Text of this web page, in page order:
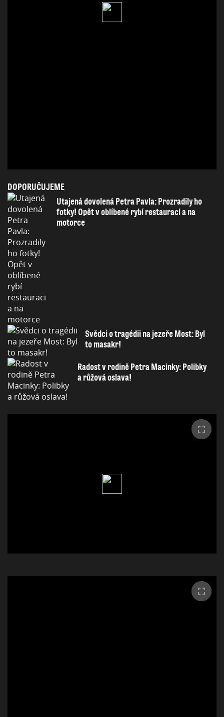
DOPORUČUJEME
Utajená dovolená Petra Pavla: Prozradily ho
fotky! Opět v oblíbené rybí restauraci a na
motorce
Svědci o tragédii na jezeře Most: Byl
to masakr!
Radost v rodině Petra Macinky: Polibky
a růžová oslava!